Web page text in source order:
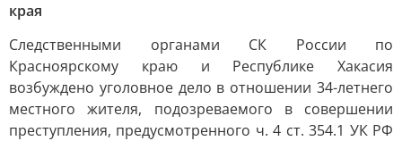
края
Следственными органами СК России по
Красноярскому краю и Республике Хакасия
возбуждено уголовное дело в отношении 34-летнего
местного жителя, подозреваемого в совершении
преступления, предусмотренного ч. 4 ст. 354.1 УК РФ